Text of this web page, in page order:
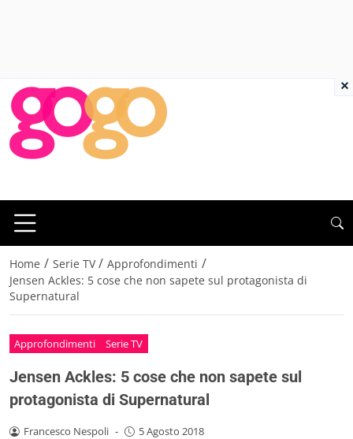
Home / Serie TV / Approfondimenti /
Jensen Ackles: 5 cose che non sapete sul protagonista di
Supernatural
Approfondimenti Serie TV
Jensen Ackles: 5 cose che non sapete sul
protagonista di Supernatural
Francesco Nespoli - 5 Agosto 2018
×